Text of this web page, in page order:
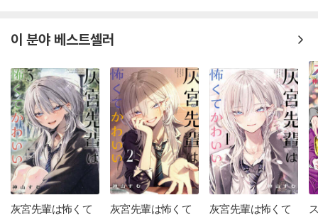
이 분야 베스트셀러
灰宮先輩は怖くて
灰宮先輩は怖くて
灰宮先輩は怖くて